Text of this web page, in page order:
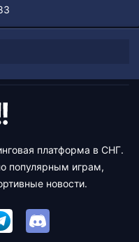
платформа в СНГ.
популярным играм,
новости.